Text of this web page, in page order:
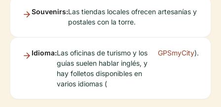
Souvenirs:Las tiendas locales ofrecen artesanías y
postales con la torre.
Idioma:Las oficinas de turismo y los
guías suelen hablar inglés, y
hay folletos disponibles en
varios idiomas (
GPSmyCity).